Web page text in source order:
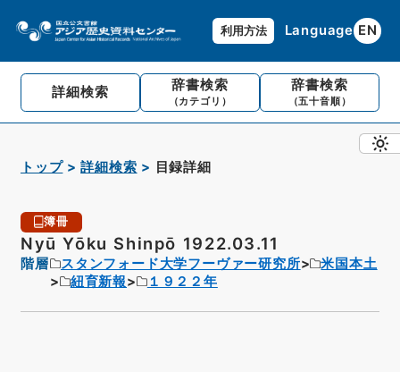
利用方法 Language EN
詳細検索 辞書検索
（カテゴリ）
辞書検索
（五十音順）
トップ 詳細検索 目録詳細
簿冊
Nyū Yōku Shinpō 1922.03.11
階層 スタンフォード大学フーヴァー研究所
米国本土
紐育新報
１９２２年